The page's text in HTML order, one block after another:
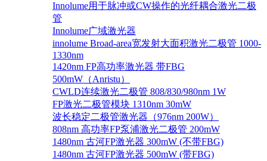
Innolume用于脉冲或CW操作的光纤耦合激光二极
管
Innolume广域激光器
innolume Broad-area宽发射大面积激光二极管 1000-
1330nm
1420nm FP高功率激光器 带FBG
500mW（Anristu）
CWLD连续激光二极管 808/830/980nm 1W
FP激光二极管模块 1310nm 30mW
波长稳定二极管激光器（976nm 200W）
808nm 高功率FP泵浦激光二极管 200mW
1480nm 古河FP激光器 300mW (不带FBG)
1480nm 古河FP激光器 500mW (带FBG)